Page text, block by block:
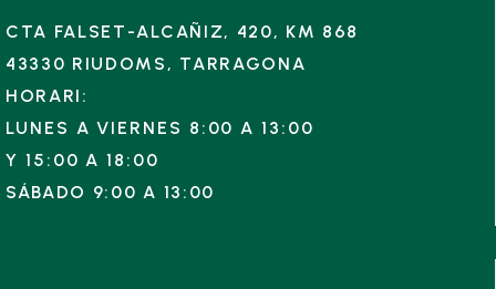
CTA FALSET-ALCAÑIZ, 420, KM 868
43330 RIUDOMS, TARRAGONA
HORARI:
LUNES A VIERNES 8:00 A 13:00
Y 15:00 A 18:00
SÁBADO 9:00 A 13:00